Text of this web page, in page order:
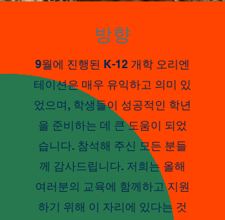
방향
9월에 진행된 K-12 개학 오리엔
테이션은 매우 유익하고 의미 있
었으며, 학생들이 성공적인 학년
을 준비하는 데 큰 도움이 되었
습니다. 참석해 주신 모든 분들
께 감사드립니다. 저희는 올해
여러분의 교육에 함께하고 지원
하기 위해 이 자리에 있다는 것